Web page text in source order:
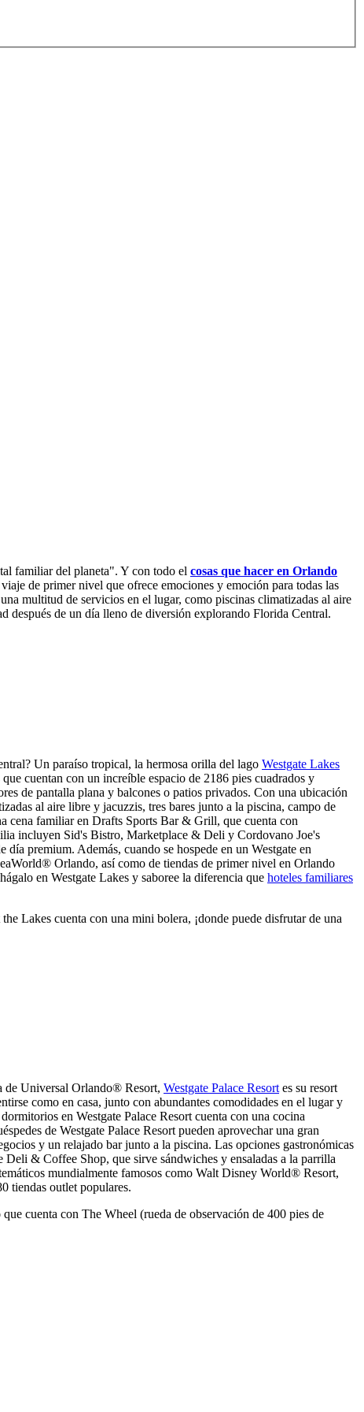
familiar del planeta". Y con todo el cosas que hacer en Orlando
de primer nivel que ofrece emociones y emoción para todas las
multitud de servicios en el lugar, como piscinas climatizadas al aire
después de un día lleno de diversión explorando Florida Central.
Un paraíso tropical, la hermosa orilla del lago Westgate Lakes
cuentan con un increíble espacio de 2186 pies cuadrados y
de pantalla plana y balcones o patios privados. Con una ubicación
al aire libre y jacuzzis, tres bares junto a la piscina, campo de
cena familiar en Drafts Sports Bar & Grill, que cuenta con
incluyen Sid's Bistro, Marketplace & Deli y Cordovano Joe's
premium. Además, cuando se hospede en un Westgate en
Orlando, así como de tiendas de primer nivel en Orlando
en Westgate Lakes y saboree la diferencia que hoteles familiares
Lakes cuenta con una mini bolera, ¡donde puede disfrutar de una
de Universal Orlando® Resort, Westgate Palace Resort es su resort
como en casa, junto con abundantes comodidades en el lugar y
en Westgate Palace Resort cuenta con una cocina
de Westgate Palace Resort pueden aprovechar una gran
y un relajado bar junto a la piscina. Las opciones gastronómicas
& Coffee Shop, que sirve sándwiches y ensaladas a la parrilla
mundialmente famosos como Walt Disney World® Resort,
tiendas outlet populares.
cuenta con The Wheel (rueda de observación de 400 pies de